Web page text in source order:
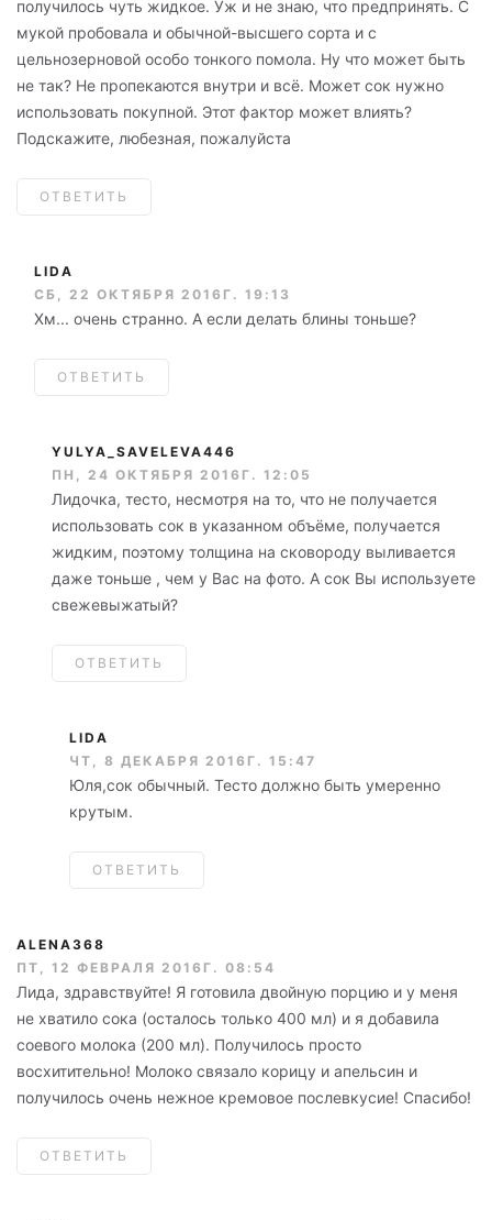
получилось чуть жидкое. Уж и не знаю, что предпринять. С
мукой пробовала и обычной-высшего сорта и с
цельнозерновой особо тонкого помола. Ну что может быть
не так? Не пропекаются внутри и всё. Может сок нужно
использовать покупной. Этот фактор может влиять?
Подскажите, любезная, пожалуйста
ОТВЕТИТЬ
LIDA
СБ, 22 ОКТЯБРЯ 2016Г. 19:13
Хм... очень странно. А если делать блины тоньше?
ОТВЕТИТЬ
YULYA_SAVELEVA446
ПН, 24 ОКТЯБРЯ 2016Г. 12:05
Лидочка, тесто, несмотря на то, что не получается
использовать сок в указанном объёме, получается
жидким, поэтому толщина на сковороду выливается
даже тоньше , чем у Вас на фото. А сок Вы используете
свежевыжатый?
ОТВЕТИТЬ
LIDA
ЧТ, 8 ДЕКАБРЯ 2016Г. 15:47
Юля,сок обычный. Тесто должно быть умеренно
крутым.
ОТВЕТИТЬ
ALENA368
ПТ, 12 ФЕВРАЛЯ 2016Г. 08:54
Лида, здравствуйте! Я готовила двойную порцию и у меня
не хватило сока (осталось только 400 мл) и я добавила
соевого молока (200 мл). Получилось просто
восхитительно! Молоко связало корицу и апельсин и
получилось очень нежное кремовое послевкусие! Спасибо!
ОТВЕТИТЬ